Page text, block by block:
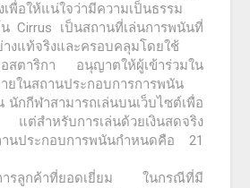
เพื่อให้แน่ใจว่ามีความเป็นธรรม
Cirrus เป็นสถานที่เล่นการพนันที่
างแท้จริงและครอบคลุมโดยใช้
อสตาริกา อนุญาตให้ผู้เข้าร่วมใน
ยในสถานประกอบการการพนัน
นักกีฬาสามารถเล่นบนเว็บไซต์เพื่อ
ต่สำหรับการเล่นด้วยเงินสดจริง
นประกอบการพนันกำหนดคือ 21
การลูกค้าที่ยอดเยี่ยม ในกรณีที่มี